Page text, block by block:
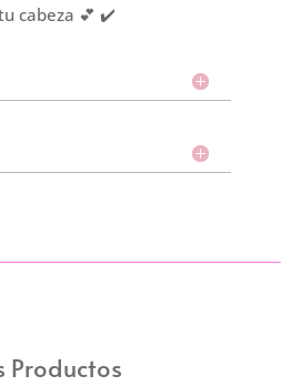
cabeza 💕 ✔️
Productos